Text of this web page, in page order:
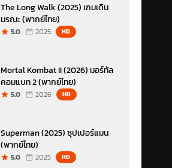
The Long Walk (2025) เกมเดิน
มรณะ (พากย์ไทย)
5.0 2025 HD
Mortal Kombat II (2026) มอร์ทัล
คอมแบท 2 (พากย์ไทย)
5.0 2026 HD
Superman (2025) ซุปเปอร์แมน
(พากย์ไทย)
5.0 2025 HD